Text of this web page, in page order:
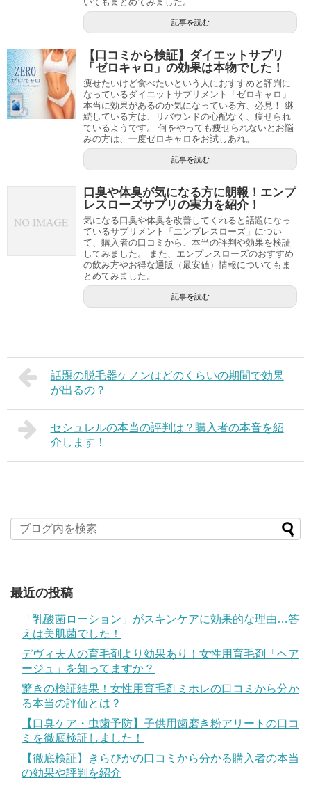
記事を読む
【口コミから検証】ダイエットサプリ
「ゼロキャロ」の効果は本物でした！
痩せたいけど食べたいという人におすすめと評判に
なっているダイエットサプリメント「ゼロキャロ」
本当に効果があるのか気になっている方、必見！ 継
続している方は、リバウンドの心配なく、痩せられ
ているようです。 何をやっても痩せられないとお悩
みの方は、一度ゼロキャロをお試しあれ。
記事を読む
口臭や体臭が気になる方に朗報！エンプ
レスローズサプリの実力を紹介！
気になる口臭や体臭を改善してくれると話題になっ
ているサプリメント「エンプレスローズ」につい
て、購入者の口コミから、本当の評判や効果を検証
してみました。 また、エンプレスローズのおすすめ
の飲み方やお得な通販（最安値）情報についてもま
とめてみました。
記事を読む
話題の脱毛器ケノンはどのくらいの期間で効果
が出るの？
セシュレルの本当の評判は？購入者の本音を紹
介します！
最近の投稿
「乳酸菌ローション」がスキンケアに効果的な理由…答
えは美肌菌でした！
デヴィ夫人の育毛剤より効果あり！女性用育毛剤「ヘア
ージュ」を知ってますか？
驚きの検証結果！女性用育毛剤ミホレの口コミから分か
る本当の評価とは？
【口臭ケア・虫歯予防】子供用歯磨き粉アリートの口コ
ミを徹底検証しました！
【徹底検証】きらびかの口コミから分かる購入者の本当
の効果や評判を紹介